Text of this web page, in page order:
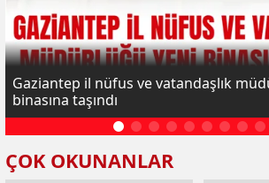
Gaziantep il nüfus ve vatandaşlık
binasına taşındı
ÇOK OKUNANLAR